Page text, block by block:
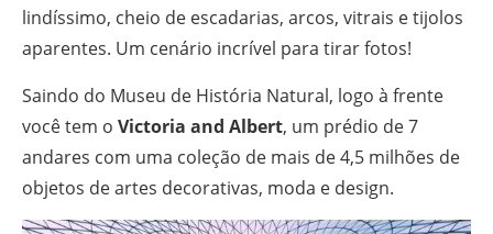
lindíssimo, cheio de escadarias, arcos, vitrais e tijolos
aparentes. Um cenário incrível para tirar fotos!
Saindo do Museu de História Natural, logo à frente
você tem o Victoria and Albert, um prédio de 7
andares com uma coleção de mais de 4,5 milhões de
objetos de artes decorativas, moda e design.